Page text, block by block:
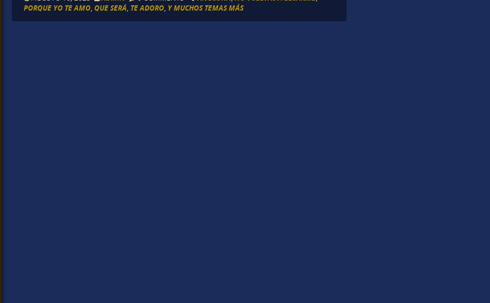
PORQUE YO TE AMO ,QUE SERÁ TE ADORO Y MUCHOS TEMAS MÁS